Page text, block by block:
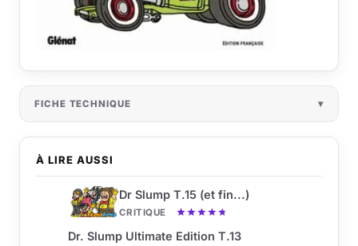
À LIRE AUSSI
Dr Slump T.15 (et fin...)
CRITIQUE
Dr. Slump Ultimate Edition T.13
FICHE TECHNIQUE